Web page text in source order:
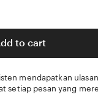
to cart
mendapatkan
setiap pesan yang